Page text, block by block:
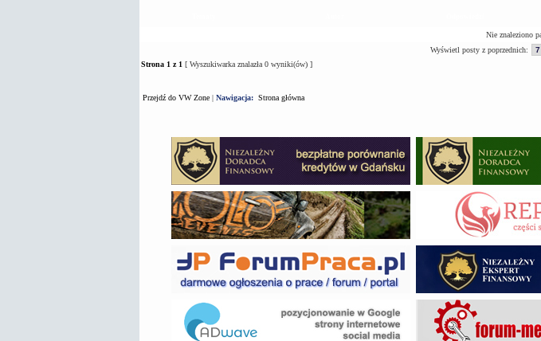
Nie znaleziono
Wyświetl posty z poprzednich:
Strona 1 z 1 [ Wyszukiwarka znalazła 0 wyniki(ów) ]
Przejdź do VW Zone| Nawigacja: Strona główna